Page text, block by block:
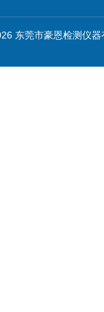
东莞市豪恩检测仪器